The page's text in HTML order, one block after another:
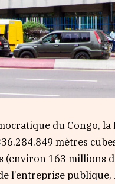
du Congo,
mètres
(environ 163 millions
l’entreprise